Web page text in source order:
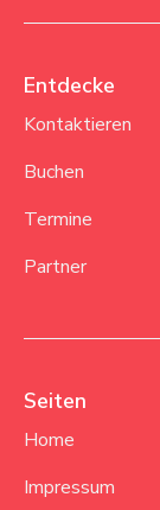
Entdecke
Kontaktieren
Buchen
Termine
Partner
Seiten
Home
Impressum